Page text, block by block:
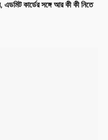
কার্ডের সঙ্গে আর কী কী নিতে